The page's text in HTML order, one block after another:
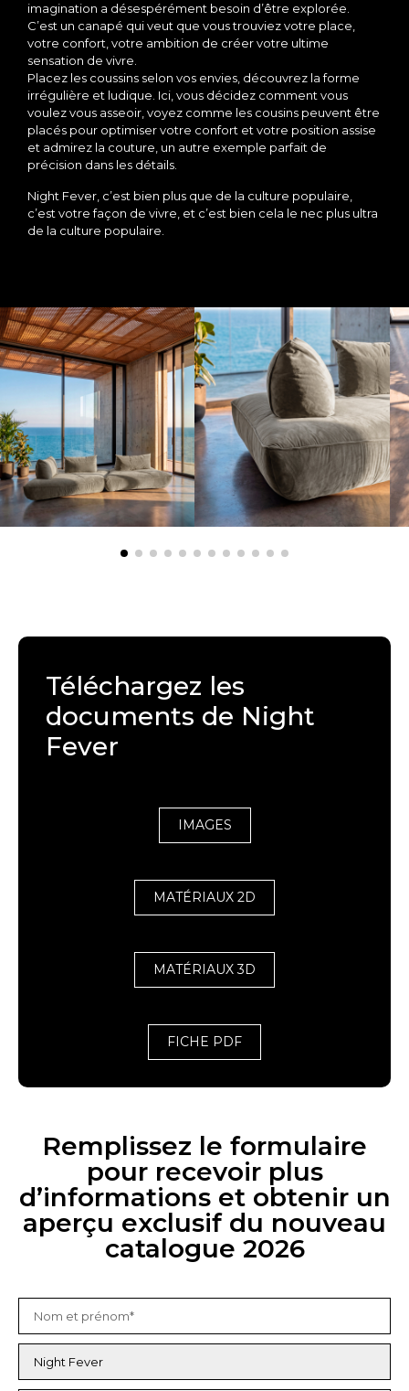
imagination a désespérément besoin d’être explorée.
C’est un canapé qui veut que vous trouviez votre place,
votre confort, votre ambition de créer votre ultime
sensation de vivre.
Placez les coussins selon vos envies, découvrez la forme
irrégulière et ludique. Ici, vous décidez comment vous
voulez vous asseoir, voyez comme les cousins peuvent être
placés pour optimiser votre confort et votre position assise
et admirez la couture, un autre exemple parfait de
précision dans les détails.
Night Fever, c’est bien plus que de la culture populaire,
c’est votre façon de vivre, et c’est bien cela le nec plus ultra
de la culture populaire.
Téléchargez les
documents de Night
Fever
IMAGES
MATÉRIAUX 2D
MATÉRIAUX 3D
FICHE PDF
Remplissez le formulaire
pour recevoir plus
d’informations et obtenir un
aperçu exclusif du nouveau
catalogue 2026